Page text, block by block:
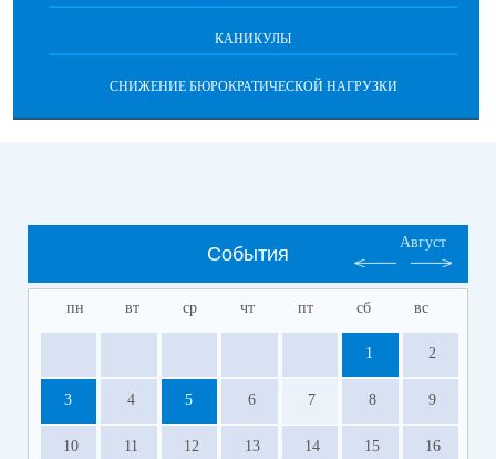
КАНИКУЛЫ
СНИЖЕНИЕ БЮРОКРАТИЧЕСКОЙ НАГРУЗКИ
События
Август
пн вт ср чт пт сб вс
1 2
3 4 5 6 7 8 9
10 11 12 13 14 15 16